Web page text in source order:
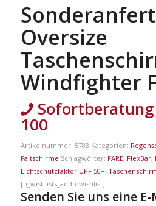
Oversize
Windfighter
Sofortberatung
100
Artikelnummer: 5783 Kategorien:
Faltschirme Schlagwörter: FARE, FlexBar,
Lichtschutzfaktor UPF 50+,
[ti_wishlists_addtowishlist]
Senden Sie uns eine